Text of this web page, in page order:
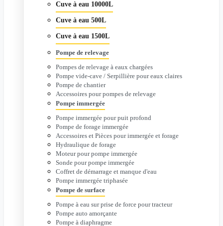
Cuve à eau 10000L
Cuve à eau 500L
Cuve à eau 1500L
Pompe de relevage
Pompes de relevage à eaux chargées
Pompe vide-cave / Serpillière pour eaux claires
Pompe de chantier
Accessoires pour pompes de relevage
Pompe immergée
Pompe immergée pour puit profond
Pompe de forage immergée
Accessoires et Pièces pour immergée et forage
Hydraulique de forage
Moteur pour pompe immergée
Sonde pour pompe immergée
Coffret de démarrage et manque d'eau
Pompe immergée triphasée
Pompe de surface
Pompe à eau sur prise de force pour tracteur
Pompe auto amorçante
Pompe à diaphragme